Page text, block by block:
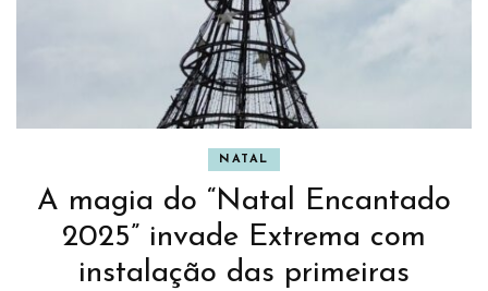
NATAL
A magia do “Natal Encantado
2025” invade Extrema com
instalação das primeiras